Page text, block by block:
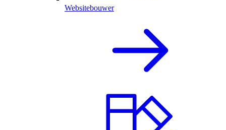
Websitebouwer